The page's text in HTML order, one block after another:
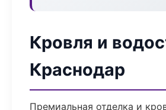
Кровля и
Краснодар
Премиальная отделка и